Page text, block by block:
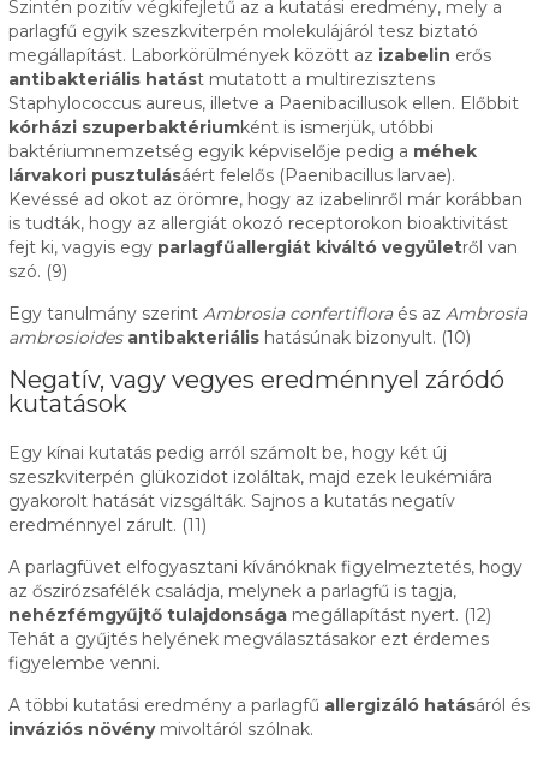
Szintén pozitív végkifejletű az a kutatási eredmény, mely a
parlagfű egyik szeszkviterpén molekulájáról tesz biztató
megállapítást. Laborkörülmények között az izabelin erős
antibakteriális hatást mutatott a multirezisztens
Staphylococcus aureus, illetve a Paenibacillusok ellen. Előbbit
kórházi szuperbaktériumként is ismerjük, utóbbi
baktériumnemzetség egyik képviselője pedig a méhek
lárvakori pusztulásáért felelős (Paenibacillus larvae).
Kevéssé ad okot az örömre, hogy az izabelinről már korábban
is tudták, hogy az allergiát okozó receptorokon bioaktivitást
fejt ki, vagyis egy parlagfűallergiát kiváltó vegyületről van
szó. (9)
Egy tanulmány szerint Ambrosia confertifloraés az Ambrosia
ambrosioides antibakteriálishatásúnak bizonyult. (10)
Negatív, vagy vegyes eredménnyel záródó
kutatások
Egy kínai kutatás pedig arról számolt be, hogy két új
szeszkviterpén glükozidot izoláltak, majd ezek leukémiára
gyakorolt hatását vizsgálták. Sajnos a kutatás negatív
eredménnyel zárult. (11)
A parlagfüvet elfogyasztani kívánóknak figyelmeztetés, hogy
az őszirózsafélék családja, melynek a parlagfű is tagja,
nehézfémgyűjtő tulajdonságamegállapítást nyert. (12)
Tehát a gyűjtés helyének megválasztásakor ezt érdemes
figyelembe venni.
A többi kutatási eredmény a parlagfű allergizáló hatásáról és
inváziós növénymivoltáról szólnak.